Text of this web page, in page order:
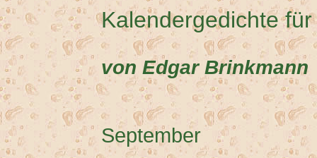
Kalendergedichte
von Edgar Brinkmann
September